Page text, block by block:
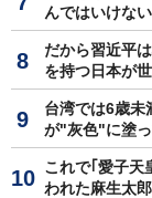
んではいけな
だから習近平
を持つ日本が
台湾では6歳未
が"灰色"に塗
これで｢愛子天
われた麻生太